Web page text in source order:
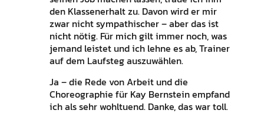
den Klassenerhalt zu. Davon wird er mir
zwar nicht sympathischer – aber das ist
nicht nötig. Für mich gilt immer noch, was
jemand leistet und ich lehne es ab, Trainer
auf dem Laufsteg auszuwählen.
Ja – die Rede von Arbeit und die
Choreographie für Kay Bernstein empfand
ich als sehr wohltuend. Danke, das war toll.